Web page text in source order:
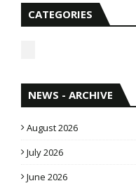
CATEGORIES
NEWS - ARCHIVE
August 2026
July 2026
June 2026